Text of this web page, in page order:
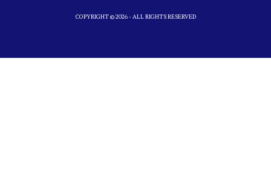
COPYRIGHT © 2026 - ALL RIGHTS RESERVED